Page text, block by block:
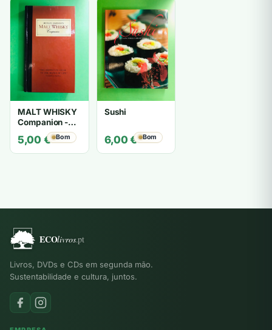
MALT WHISKY
Companion -
MICHAEL
JACKSON
5,00 € Bom
Sushi
6,00€ Bom
Livros, DVDs e CDs em segunda mão.
Sustentabilidade e cultura, juntos.